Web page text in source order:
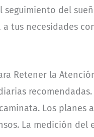
del
tus necesidades
Retener la
recomendadas.
Los planes
La medición del